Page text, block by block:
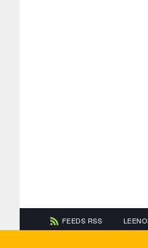
FEEDS RSS